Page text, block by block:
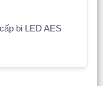
bi LED AES